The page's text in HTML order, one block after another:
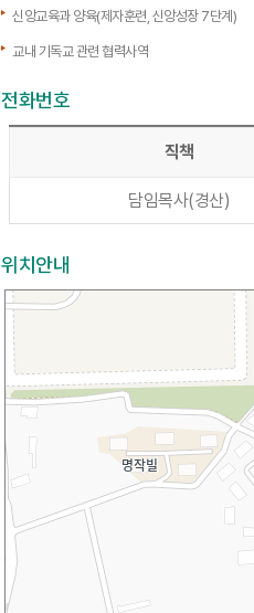
신앙교육과 양육(제자훈련, 신앙성장 7단계)
교내 기독교 관련 협력사역
전화번호
직책
담임목사(경산)
위치안내